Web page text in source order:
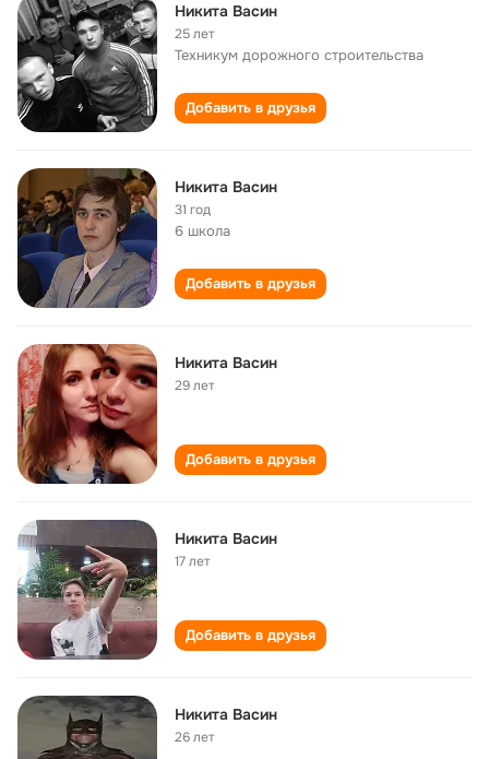
Никита Васин
25 лет
Техникум дорожного строительства
Добавить в друзья
Никита Васин
31 год
6 школа
Добавить в друзья
Никита Васин
29 лет
Добавить в друзья
Никита Васин
17 лет
Добавить в друзья
Никита Васин
26 лет